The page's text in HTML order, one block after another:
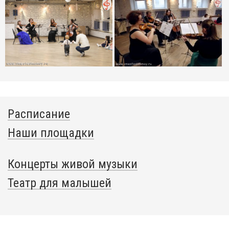
Расписание
Наши площадки
Концерты живой музыки
Театр для малышей